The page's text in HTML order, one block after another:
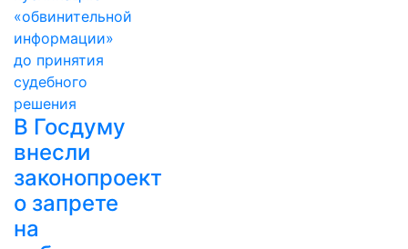
В Госдуму
внесли
законопроект
о запрете
на